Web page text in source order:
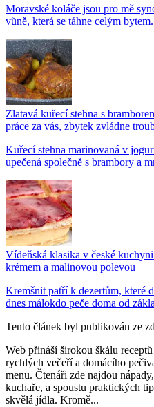
Moravské koláče jsou pro mě
vůně, která se táhne celým
Zlatavá kuřecí stehna s
práce za vás, zbytek zvládne
Kuřecí stehna marinovaná v
upečená společně s brambory a
Vídeňská klasika v české
krémem a malinovou polevou
Kremšnit patří k dezertům, které
dnes málokdo peče doma od
Tento článek byl publikován ze
Web přináší širokou škálu
rychlých večeří a domácího
menu. Čtenáři zde najdou
kuchaře, a spoustu praktických
skvělá jídla. Kromě...